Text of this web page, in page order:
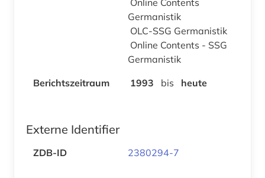
Germanistik
OLC-SSG Germanistik
Online Contents - SSG
Germanistik
Berichtszeitraum
1993 bis heute
Externe Identifier
ZDB-ID 2380294-7